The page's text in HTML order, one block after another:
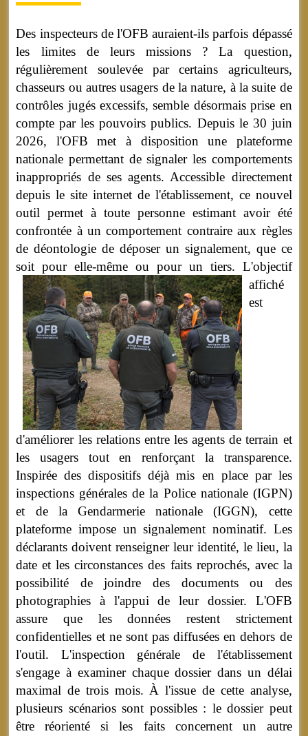
Des inspecteurs de l'OFB auraient-ils parfois dépassé
les limites de leurs missions ? La question,
régulièrement soulevée par certains agriculteurs,
chasseurs ou autres usagers de la nature, à la suite de
contrôles jugés excessifs, semble désormais prise en
compte par les pouvoirs publics. Depuis le 30 juin
2026, l'OFB met à disposition une plateforme
nationale permettant de signaler les comportements
inappropriés de ses agents. Accessible directement
depuis le site internet de l'établissement, ce nouvel
outil permet à toute personne estimant avoir été
confrontée à un comportement contraire aux règles
de déontologie de déposer un signalement, que ce
soit pour elle-même ou pour un tiers. L'objectif
affiché
est
d'améliorer les relations entre les agents de terrain et
les usagers tout en renforçant la transparence.
Inspirée des dispositifs déjà mis en place par les
inspections générales de la Police nationale (IGPN)
et de la Gendarmerie nationale (IGGN), cette
plateforme impose un signalement nominatif. Les
déclarants doivent renseigner leur identité, le lieu, la
date et les circonstances des faits reprochés, avec la
possibilité de joindre des documents ou des
photographies à l'appui de leur dossier. L'OFB
assure que les données restent strictement
confidentielles et ne sont pas diffusées en dehors de
l'outil. L'inspection générale de l'établissement
s'engage à examiner chaque dossier dans un délai
maximal de trois mois. À l'issue de cette analyse,
plusieurs scénarios sont possibles : le dossier peut
être réorienté si les faits concernent un autre